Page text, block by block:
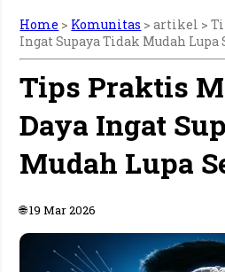
Home > Komunitas > artikel >
Ingat Supaya Tidak Mudah
Tips Praktis
Daya Ingat
Mudah Lupa
🌐 19 Mar 2026